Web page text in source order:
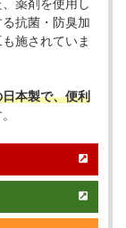
薬剤を使用し
抗菌・防臭加
施されていま
本製で、便利